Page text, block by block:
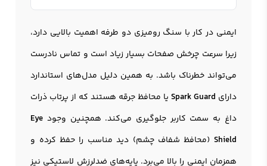
ایمنی در کار با سنگ رومیزی دو طرفه اهمیت بالایی دارد،
زیرا سرعت چرخش صفحات بسیار زیاد است و تماس نادرست
می‌تواند خطرناک باشد. به همین دلیل مدل‌های استاندارد
دارای Spark Guard یا محافظ جرقه هستند که از پرتاب ذرات
داغ به سمت کاربر جلوگیری می‌کند. همچنین وجود Eye
Shield (محافظ شفاف چشم) دید مناسب را حفظ کرده و
همزمان ایمنی را بالا می‌برد. پایه‌های ضدلرزش لاستیکی نیز